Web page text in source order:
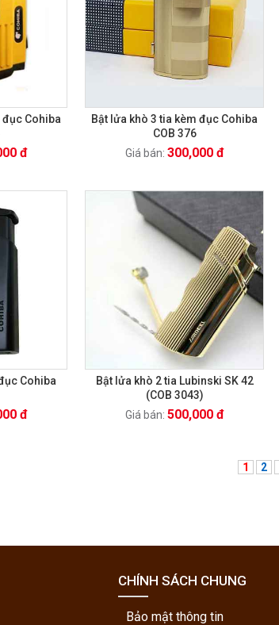
đục Cohiba
đ
Bật lửa khò 3 tia kèm đục Cohiba
COB 376
Giá bán: 300,000 đ
Cohiba
đ
Bật lửa khò 2 tia Lubinski SK 42
(COB 3043)
Giá bán: 500,000 đ
1 2
CHÍNH SÁCH CHUNG
Bảo mật thông tin